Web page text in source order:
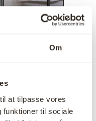
Om
at tilpasse vores
funktioner til sociale